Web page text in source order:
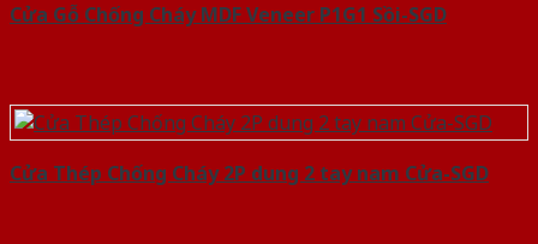
Cửa Gỗ Chống Cháy MDF Veneer P1G1 Sồi-SGD
Cửa Thép Chống Cháy 2P dung 2 tay nam Cửa-SGD